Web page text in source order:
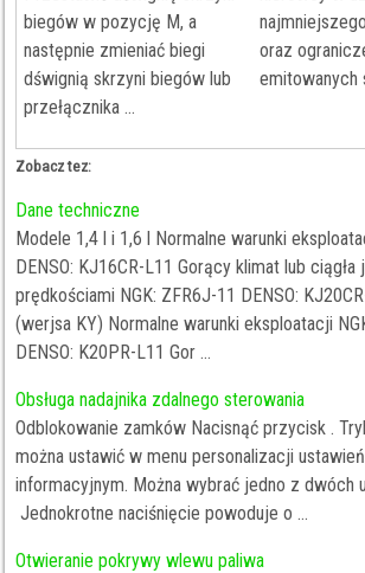
biegów w pozycję M, a
następnie zmieniać biegi
dśwignią skrzyni biegów lub
przełącznika ...
oraz
emitowanych
Zobacz tez:
Dane techniczne
Modele 1,4 l i 1,6 l Normalne warunki
DENSO: KJ16CR-L11 Gorący klimat lub ciągła
prędkościami NGK: ZFR6J-11 DENSO:
(werjsa KY) Normalne warunki eksploatacji
DENSO: K20PR-L11 Gor ...
Obsługa nadajnika zdalnego sterowania
Odblokowanie zamków Nacisnąć przycisk .
można ustawić w menu personalizacji
informacyjnym. Można wybrać jedno z dwóch
Jednokrotne naciśnięcie powoduje o ...
Otwieranie pokrywy wlewu paliwa